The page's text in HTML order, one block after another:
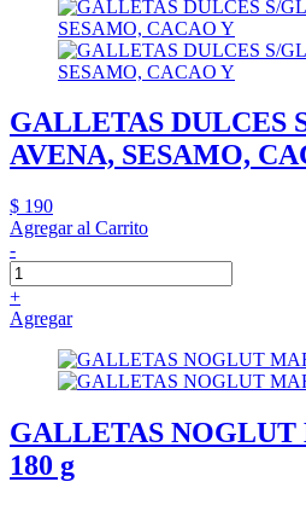
GALLETAS DULCES
AVENA, SESAMO,
$ 190
Agregar al Carrito
-
+
Agregar
GALLETAS NOGLUT
180 g